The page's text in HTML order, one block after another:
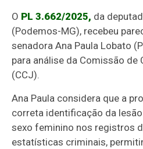
O PL 3.662/2025, da
(Podemos-MG), recebeu
senadora Ana Paula Lobato
para análise da Comissão
(CCJ).
Ana Paula considera que a
correta identificação da
sexo feminino nos registros
estatísticas criminais,